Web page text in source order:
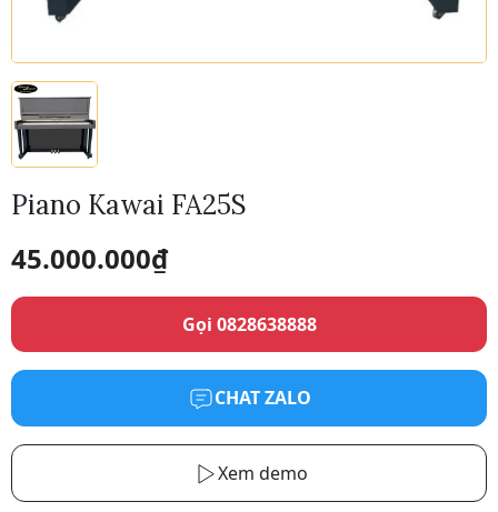
Piano Kawai FA25S
45.000.000₫
Gọi 0828638888
CHAT ZALO
Xem demo